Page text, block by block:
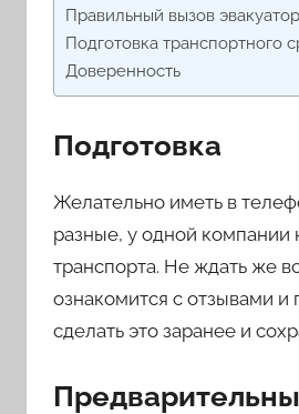
Правильный вызов
Подготовка транспортного
Доверенность
Подготовка
Желательно иметь в
разные, у одной компании
транспорта. Не ждать же
ознакомится с отзывами
сделать это заранее и